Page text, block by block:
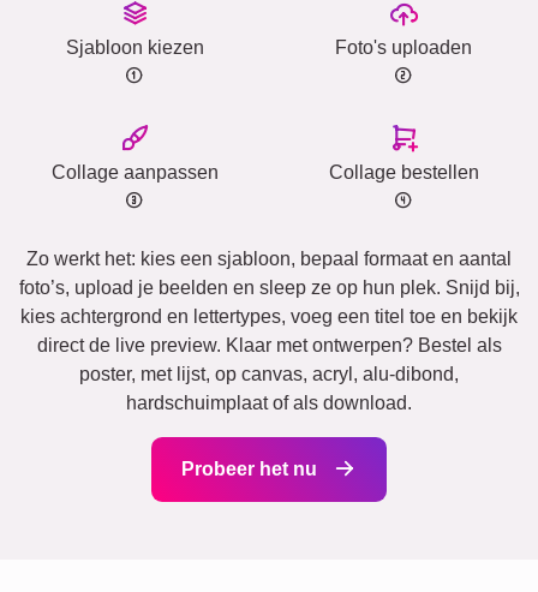
Sjabloon kiezen Foto's uploaden
Collage aanpassen Collage bestellen
Zo werkt het: kies een sjabloon, bepaal formaat en aantal
foto’s, upload je beelden en sleep ze op hun plek. Snijd bij,
kies achtergrond en lettertypes, voeg een titel toe en bekijk
direct de live preview. Klaar met ontwerpen? Bestel als
poster, met lijst, op canvas, acryl, alu-dibond,
hardschuimplaat of als download.
Probeer het nu